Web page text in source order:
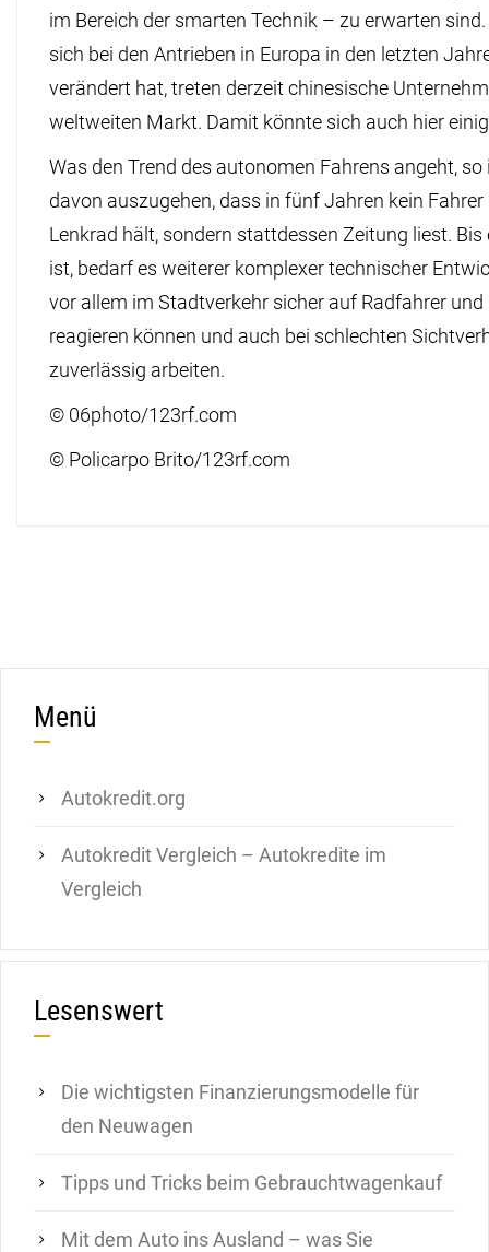
im Bereich der smarten Technik – zu erwarten
sich bei den Antrieben in Europa in den letzten
verändert hat, treten derzeit chinesische
weltweiten Markt. Damit könnte sich auch hier
Was den Trend des autonomen Fahrens angeht,
davon auszugehen, dass in fünf Jahren kein
Lenkrad hält, sondern stattdessen Zeitung liest. Bis
ist, bedarf es weiterer komplexer technischer
vor allem im Stadtverkehr sicher auf Radfahrer
reagieren können und auch bei schlechten
zuverlässig arbeiten.
© 06photo/123rf.com
© Policarpo Brito/123rf.com
Menü
Autokredit.org
Autokredit Vergleich – Autokredite im
Vergleich
Lesenswert
Die wichtigsten Finanzierungsmodelle für
den Neuwagen
Tipps und Tricks beim Gebrauchtwagenkauf
Mit dem Auto ins Ausland – was Sie